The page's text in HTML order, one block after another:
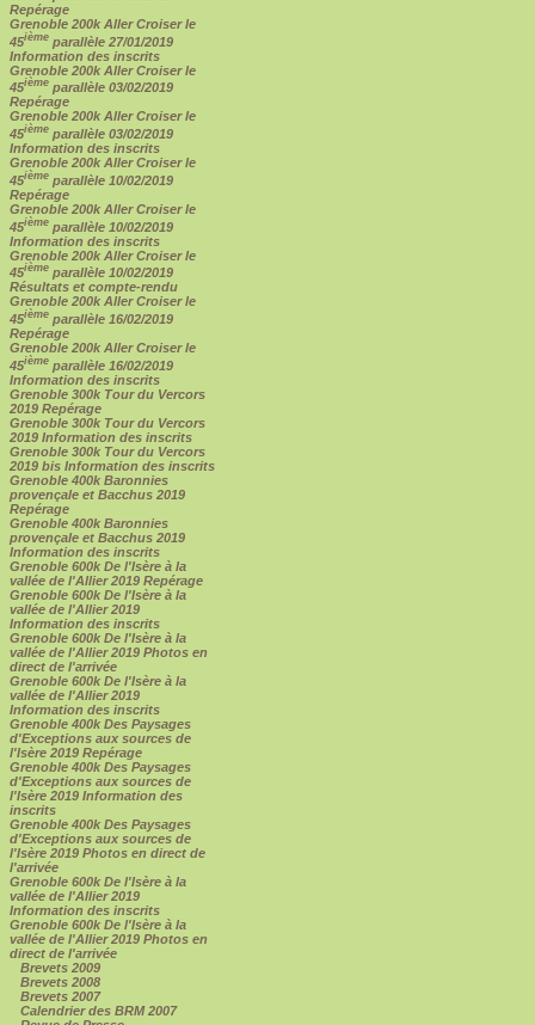
Repérage
Grenoble 200k Aller Croiser le
45ième parallèle 27/01/2019
Information des inscrits
Grenoble 200k Aller Croiser le
45ième parallèle 03/02/2019
Repérage
Grenoble 200k Aller Croiser le
45ième parallèle 03/02/2019
Information des inscrits
Grenoble 200k Aller Croiser le
45ième parallèle 10/02/2019
Repérage
Grenoble 200k Aller Croiser le
45ième parallèle 10/02/2019
Information des inscrits
Grenoble 200k Aller Croiser le
45ième parallèle 10/02/2019
Résultats et compte-rendu
Grenoble 200k Aller Croiser le
45ième parallèle 16/02/2019
Repérage
Grenoble 200k Aller Croiser le
45ième parallèle 16/02/2019
Information des inscrits
Grenoble 300k Tour du Vercors
2019 Repérage
Grenoble 300k Tour du Vercors
2019 Information des inscrits
Grenoble 300k Tour du Vercors
2019 bis Information des inscrits
Grenoble 400k Baronnies
provençale et Bacchus 2019
Repérage
Grenoble 400k Baronnies
provençale et Bacchus 2019
Information des inscrits
Grenoble 600k De l'Isère à la
vallée de l'Allier 2019 Repérage
Grenoble 600k De l'Isère à la
vallée de l'Allier 2019
Information des inscrits
Grenoble 600k De l'Isère à la
vallée de l'Allier 2019 Photos en
direct de l'arrivée
Grenoble 600k De l'Isère à la
vallée de l'Allier 2019
Information des inscrits
Grenoble 400k Des Paysages
d'Exceptions aux sources de
l'Isère 2019 Repérage
Grenoble 400k Des Paysages
d'Exceptions aux sources de
l'Isère 2019 Information des
inscrits
Grenoble 400k Des Paysages
d'Exceptions aux sources de
l'Isère 2019 Photos en direct de
l'arrivée
Grenoble 600k De l'Isère à la
vallée de l'Allier 2019
Information des inscrits
Grenoble 600k De l'Isère à la
vallée de l'Allier 2019 Photos en
direct de l'arrivée
Brevets 2009
Brevets 2008
Brevets 2007
Calendrier des BRM 2007